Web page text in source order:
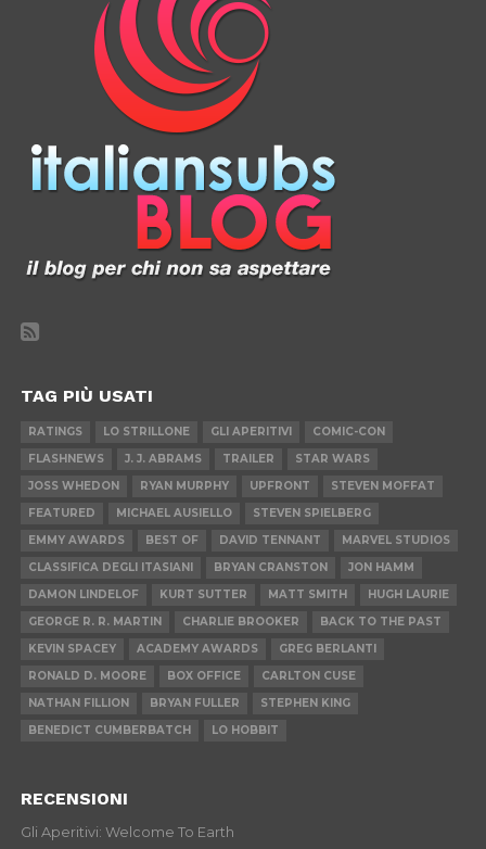
TAG PIÙ USATI
RATINGS LO STRILLONE GLI APERITIVI
COMIC-CON
FLASHNEWS
J. J. ABRAMS TRAILER
STAR WARS
JOSS WHEDON
RYAN MURPHY UPFRONT
STEVEN MOFFAT
FEATURED
MICHAEL AUSIELLO
STEVEN SPIELBERG
EMMY AWARDS
BEST OF DAVID TENNANT
MARVEL STUDIOS
CLASSIFICA DEGLI ITASIANI
BRYAN CRANSTON
JON HAMM
DAMON LINDELOF
KURT SUTTER MATT SMITH
HUGH LAURIE
GEORGE R. R. MARTIN
CHARLIE BROOKER
BACK TO THE PAST
KEVIN SPACEY
ACADEMY AWARDS
GREG BERLANTI
RONALD D. MOORE
BOX OFFICE
CARLTON CUSE
NATHAN FILLION
BRYAN FULLER
STEPHEN KING
BENEDICT CUMBERBATCH
LO HOBBIT
RECENSIONI
Gli Aperitivi: Welcome To Earth